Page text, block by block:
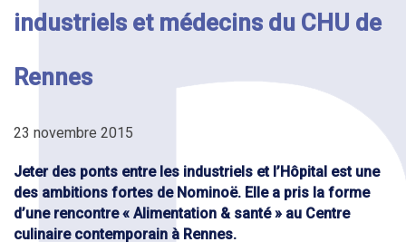
industriels et médecins du CHU de
Rennes
23 novembre 2015
Jeter des ponts entre les industriels et l’Hôpital est une
des ambitions fortes de Nominoë. Elle a pris la forme
d’une rencontre « Alimentation & santé » au Centre
culinaire contemporain à Rennes.